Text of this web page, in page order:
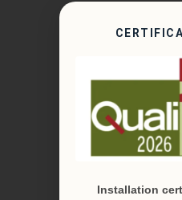
Installation